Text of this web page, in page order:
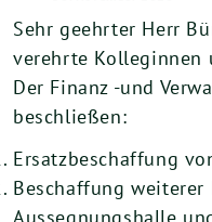
Sehr geehrter Herr
verehrte Kolleginnen
Der Finanz -und
beschließen:
Ersatzbeschaffung
Beschaffung